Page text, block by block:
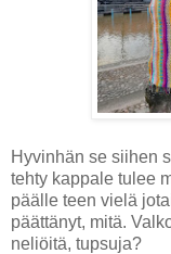
Hyvinhän se siihen
tehty kappale tulee
päälle teen vielä
päättänyt, mitä.
neliöitä, tupsuja?